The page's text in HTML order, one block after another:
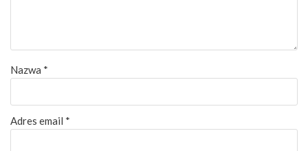
Nazwa *
Adres email *